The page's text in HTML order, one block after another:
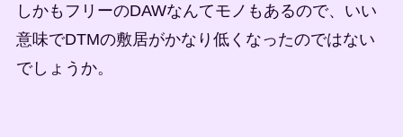
しかもフリーのDAWなんてモノもあるので、いい
意味でDTMの敷居がかなり低くなったのではない
でしょうか。